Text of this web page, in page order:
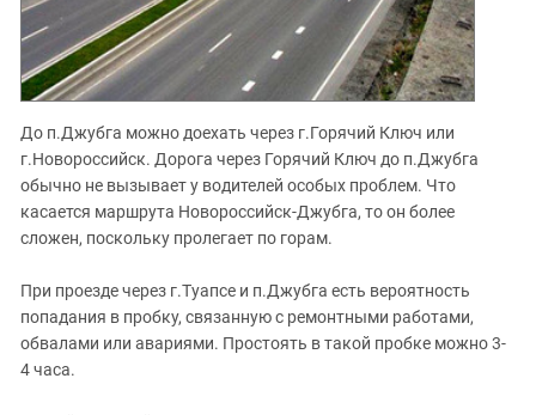
До п.Джубга можно доехать через г.Горячий Ключ или
г.Новороссийск. Дорога через Горячий Ключ до п.Джубга
обычно не вызывает у водителей особых проблем. Что
касается маршрута Новороссийск-Джубга, то он более
сложен, поскольку пролегает по горам.
При проезде через г.Туапсе и п.Джубга есть вероятность
попадания в пробку, связанную с ремонтными работами,
обвалами или авариями. Простоять в такой пробке можно 3-
4 часа.